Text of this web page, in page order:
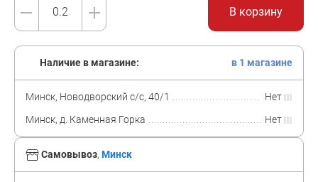
В корзину
Самовывоз, Минск
Наличие в магазине: в 1 магазине
Минск, Новодворский с/с, 40/1
Нет
Минск, д. Каменная Горка
Нет